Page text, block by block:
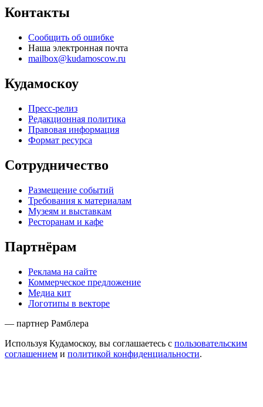
Контакты
Сообщить об ошибке
Наша электронная почта
mailbox@kudamoscow.ru
Кудамоскоу
Пресс-релиз
Редакционная политика
Правовая информация
Формат ресурса
Сотрудничество
Размещение событий
Требования к материалам
Музеям и выставкам
Ресторанам и кафе
Партнёрам
Реклама на сайте
Коммерческое предложение
Медиа кит
Логотипы в векторе
— партнер Рамблера
Используя Кудамоскоу, вы соглашаетесь с пользовательским
соглашением и политикой конфиденциальности.